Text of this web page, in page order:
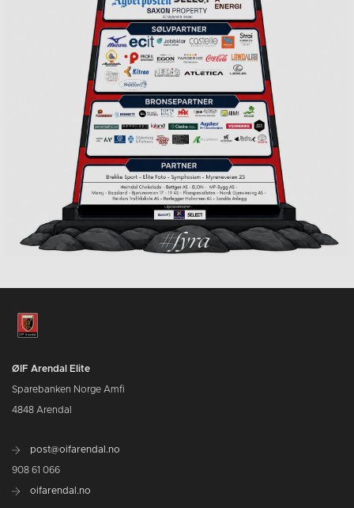
ØIF Arendal Elite
Sparebanken Norge Amfi
4848 Arendal
post@oifarendal.no
908 61 066
oifarendal.no